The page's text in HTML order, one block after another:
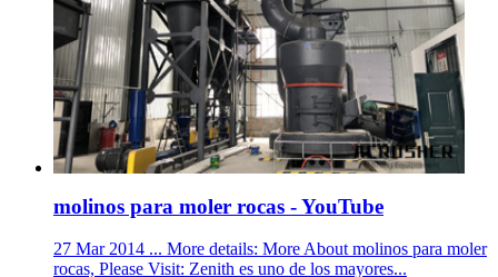
molinos para moler rocas - YouTube
27 Mar 2014 ... More details: More About molinos para moler
rocas, Please Visit: Zenith es uno de los mayores...